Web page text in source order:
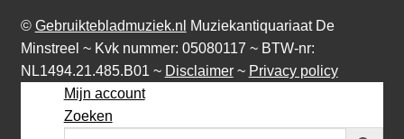
© Gebruiktebladmuziek.nl
Muziekantiquariaat De
Minstreel ~ Kvk nummer: 05080117 ~ BTW-nr:
NL1494.21.485.B01 ~ Disclaimer~ Privacy policy
Mijn account
Zoeken